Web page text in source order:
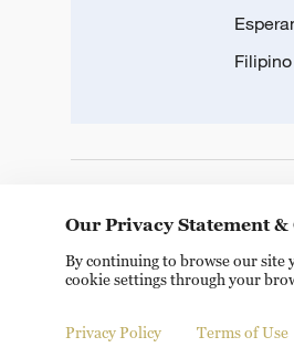
Filipino
Copyright © 2024 CGTN. 京
Our Privacy Statement &
By continuing to browse our site
cookie settings through your
Privacy Policy Terms of Use